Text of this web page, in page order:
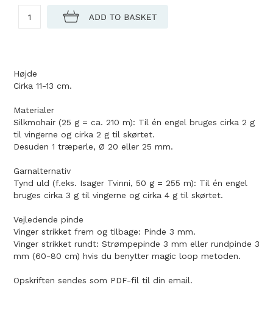
Højde
Cirka 11-13 cm.
Materialer
Silkmohair (25 g = ca. 210 m): Til én engel bruges cirka 2 g
til vingerne og cirka 2 g til skørtet.
Desuden 1 træperle, Ø 20 eller 25 mm.
Garnalternativ
Tynd uld (f.eks. Isager Tvinni, 50 g = 255 m): Til én engel
bruges cirka 3 g til vingerne og cirka 4 g til skørtet.
Vejledende pinde
Vinger strikket frem og tilbage: Pinde 3 mm.
Vinger strikket rundt: Strømpepinde 3 mm eller rundpinde 3
mm (60-80 cm) hvis du benytter magic loop metoden.
Opskriften sendes som PDF-fil til din email.